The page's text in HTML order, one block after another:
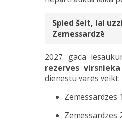
Spied šeit, lai
Zemessardzē
2027. gadā
rezerves
dienestu varēs veikt:
Zemessardzes
Zemessardzes